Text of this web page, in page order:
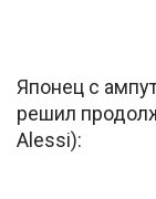
Японец с
решил
Alessi):